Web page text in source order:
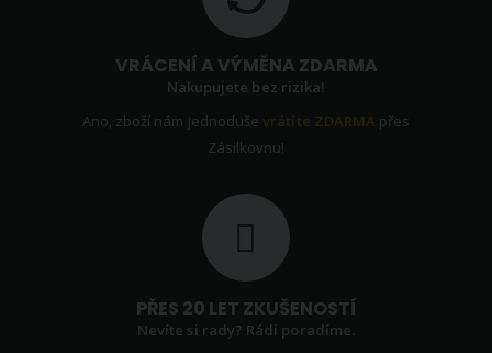
VRÁCENÍ A VÝMĚNA ZDARMA
Nakupujete bez rizika!
Ano, zboží nám jednoduševrátíte ZDARMA přes
Zásilkovnu!
PŘES 20 LET ZKUŠENOSTÍ
Nevíte si rady? Rádi poradíme.